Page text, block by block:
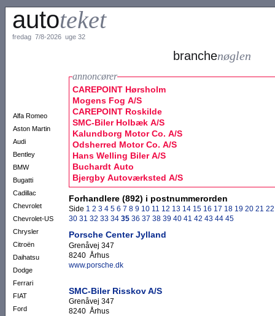
autoteket
fredag 7/8-2026 uge 32
Alfa Romeo
Aston Martin
Audi
Bentley
BMW
Bugatti
Cadillac
Chevrolet
Chevrolet-US
Chrysler
Citroën
Daihatsu
Dodge
Ferrari
FIAT
Ford
branchenøglen
annoncører
CAREPOINT Hørsholm
Mogens Fog A/S
CAREPOINT Roskilde
SMC-Biler Holbæk A/S
Kalundborg Motor Co. A/S
Odsherred Motor Co. A/S
Hans Welling Biler A/S
Buchardt Auto
Bjergby Autoværksted A/S
Forhandlere (892) i postnummerorden
Side 1 2 3 4 5 6 7 8 9 10 11 12 13 14 15 16 17 18 19 20 21 22
30 31 32 33 34 35 36 37 38 39 40 41 42 43 44 45
Porsche Center Jylland
Grenåvej 347
8240 Århus
www.porsche.dk
SMC-Biler Risskov A/S
Grenåvej 347
8240 Århus